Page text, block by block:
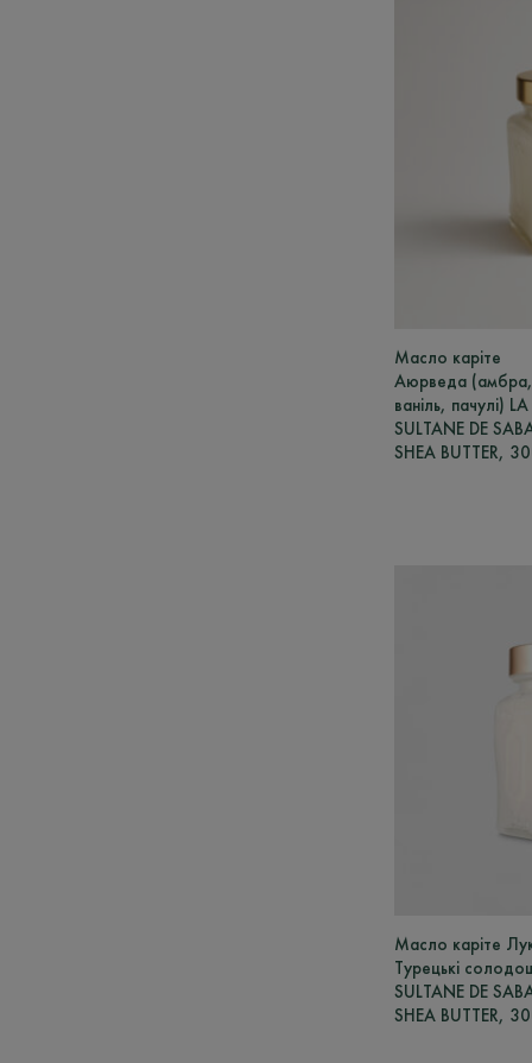
Масло каріте
Аюрведа (амбра,
ваніль, пачулі) LA
SULTANE DE
SHEA BUTTER,
Масло каріте
Турецькі
SULTANE DE
SHEA BUTTER,